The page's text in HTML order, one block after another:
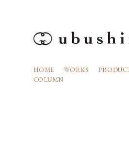
HOME WORKS
COLUMN